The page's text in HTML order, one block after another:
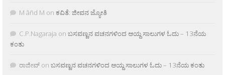
M âñd M on ಕವಿತೆ: ಜೀವನ ಜ್ಯೋತಿ
C.P.Nagaraja on ಬಸವಣ್ಣನ ವಚನಗಳಿಂದ ಆಯ್ದ ಸಾಲುಗಳ ಓದು – 13ನೆಯ
ಕಂತು
ರಾಜೀವ್ on ಬಸವಣ್ಣನ ವಚನಗಳಿಂದ ಆಯ್ದ ಸಾಲುಗಳ ಓದು – 13ನೆಯ ಕಂತು